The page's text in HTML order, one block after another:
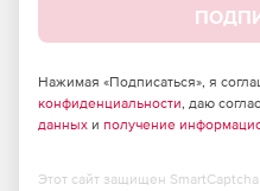
Нажимая «Подписаться», я
конфиденциальности, даю
данных и получение
Этот сайт защищен